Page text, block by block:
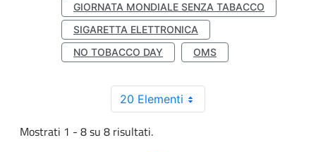
GIORNATA MONDIALE SENZA TABACCO
SIGARETTA ELETTRONICA
NO TOBACCO DAY
OMS
20 Elementi
Mostrati 1 - 8 su 8 risultati.